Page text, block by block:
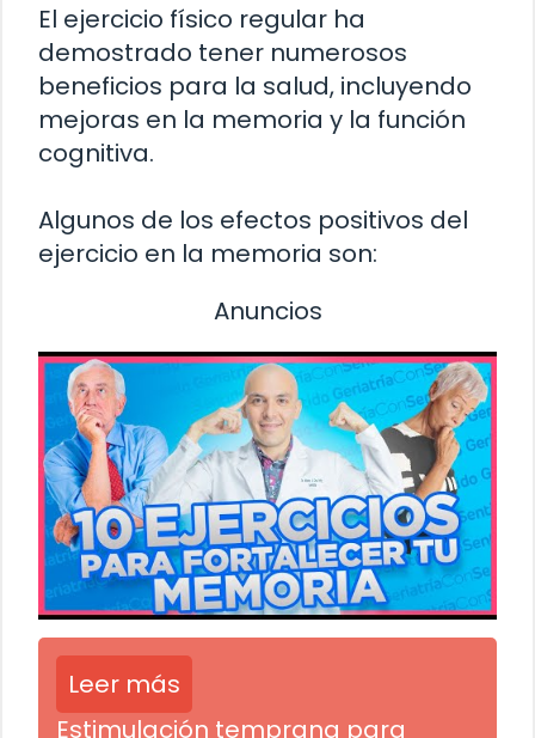
El ejercicio físico regular ha
demostrado tener numerosos
beneficios para la salud, incluyendo
mejoras en la memoria y la función
cognitiva.
Algunos de los efectos positivos del
ejercicio en la memoria son:
Anuncios
Leer más
Estimulación temprana para